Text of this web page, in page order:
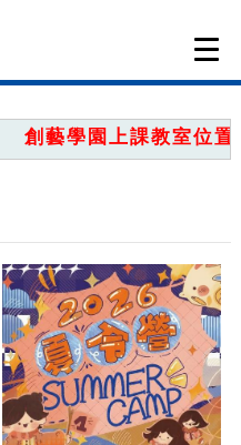
創藝學園上課教室位置圖